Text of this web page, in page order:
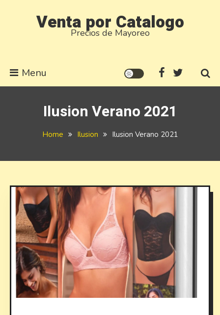
Venta por Catalogo
Precios de Mayoreo
Menu
Ilusion Verano 2021
Home Ilusion Ilusion Verano 2021